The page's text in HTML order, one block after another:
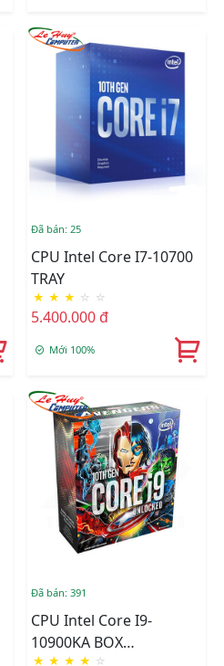
Đã bán: 25
CPU Intel Core I7-10700
TRAY
★ ★ ★ ☆ ☆
5.400.000 đ
Mới 100%
Đã bán: 391
CPU Intel Core I9-
10900KA BOX
★ ★ ★ ★ ☆